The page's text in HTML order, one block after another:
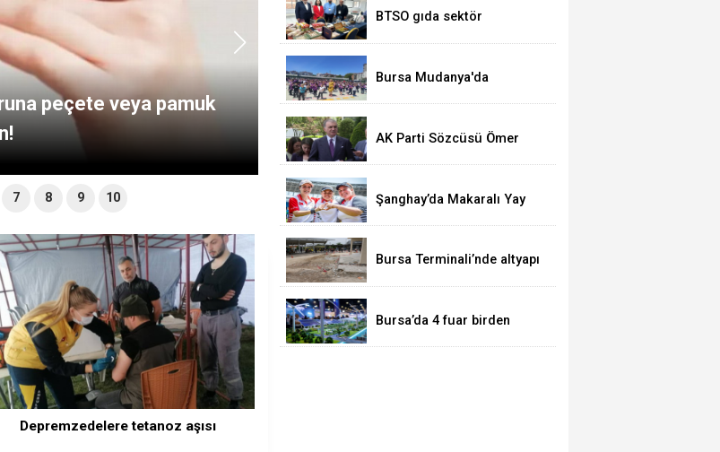
hayat kurtaran öneriler!
Aşı karşıtlığı yüzünden hastalar
7 8 9 10
Depremzedelere tetanoz aşısı
BTSO gıda sektör
ihracat hamlesi
Bursa Mudanya'da
AK Parti Sözcüsü Ömer
Şanghay’da Makaralı Yay
Bursa Terminali’nde altyapı
Bursa’da 4 fuar birden